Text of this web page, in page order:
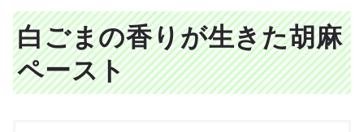
白ごまの香りが生きた胡麻
ペースト